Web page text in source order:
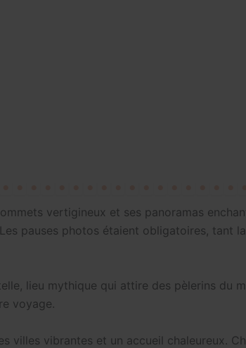
vertigineux et ses panoramas
pauses photos étaient obligatoires, tant
lieu mythique qui attire des pèlerins du
voyage.
villes vibrantes et un accueil chaleureux.